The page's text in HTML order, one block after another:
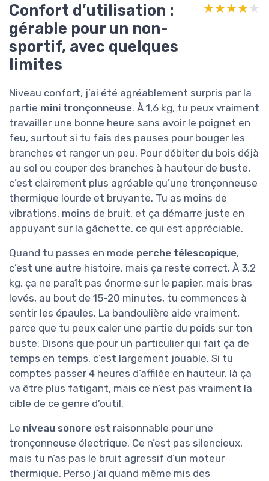
Confort d’utilisation :
gérable pour un non-
sportif, avec quelques
limites
★★★★★
★★★★★
Niveau confort, j’ai été agréablement surpris par la
partie mini tronçonneuse. À 1,6 kg, tu peux vraiment
travailler une bonne heure sans avoir le poignet en
feu, surtout si tu fais des pauses pour bouger les
branches et ranger un peu. Pour débiter du bois déjà
au sol ou couper des branches à hauteur de buste,
c’est clairement plus agréable qu’une tronçonneuse
thermique lourde et bruyante. Tu as moins de
vibrations, moins de bruit, et ça démarre juste en
appuyant sur la gâchette, ce qui est appréciable.
Quand tu passes en mode perche télescopique,
c’est une autre histoire, mais ça reste correct. À 3,2
kg, ça ne paraît pas énorme sur le papier, mais bras
levés, au bout de 15-20 minutes, tu commences à
sentir les épaules. La bandoulière aide vraiment,
parce que tu peux caler une partie du poids sur ton
buste. Disons que pour un particulier qui fait ça de
temps en temps, c’est largement jouable. Si tu
comptes passer 4 heures d’affilée en hauteur, là ça
va être plus fatigant, mais ce n’est pas vraiment la
cible de ce genre d’outil.
Le niveau sonore est raisonnable pour une
tronçonneuse électrique. Ce n’est pas silencieux,
mais tu n’as pas le bruit agressif d’un moteur
thermique. Perso j’ai quand même mis des